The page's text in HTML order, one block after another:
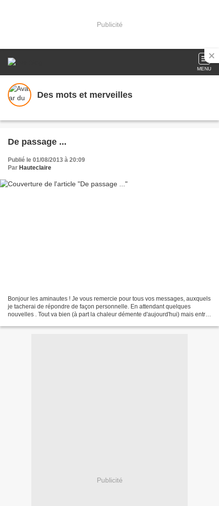
Publicité
MENU
Des mots et merveilles
De passage ...
Publié le 01/08/2013 à 20:09
Par Hauteclaire
Bonjour les aminautes ! Je vous remercie pour tous vos messages, auxquels
je tacherai de répondre de façon personnelle. En attendant quelques
nouvelles . Tout va bien (à part la chaleur démente d'aujourd'hui) mais entre
Publicité